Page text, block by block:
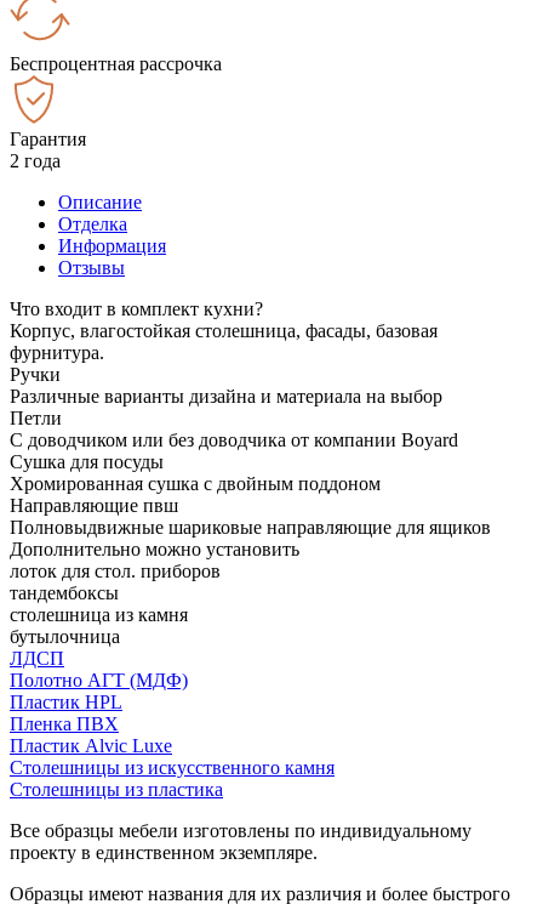
Беспроцентная рассрочка
Гарантия
2 года
Описание
Отделка
Информация
Отзывы
Что входит в комплект кухни?
Корпус, влагостойкая столешница, фасады, базовая
фурнитура.
Ручки
Различные варианты дизайна и материала на выбор
Петли
С доводчиком или без доводчика от компании Boyard
Сушка для посуды
Хромированная сушка с двойным поддоном
Направляющие пвш
Полновыдвижные шариковые направляющие для ящиков
Дополнительно можно установить
лоток для стол. приборов
тандембоксы
столешница из камня
бутылочница
ЛДСП
Полотно АГТ (МДФ)
Пластик HPL
Пленка ПВХ
Пластик Alvic Luxe
Столешницы из искусственного камня
Столешницы из пластика
Все образцы мебели изготовлены по индивидуальному
проекту в единственном экземпляре.
Образцы имеют названия для их различия и более быстрого